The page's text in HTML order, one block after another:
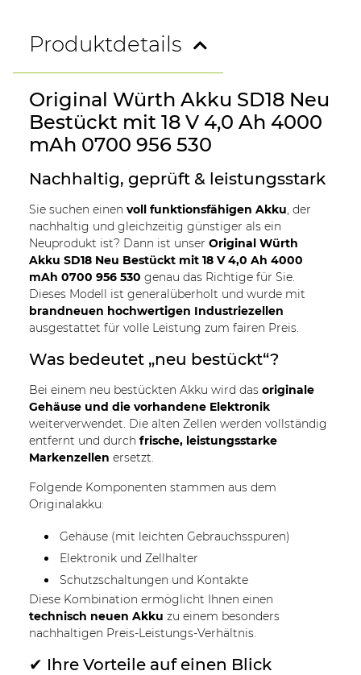
Produktdetails
Original Würth Akku SD18 Neu
Bestückt mit 18 V 4,0 Ah 4000
mAh 0700 956 530
Nachhaltig, geprüft & leistungsstark
Sie suchen einen voll funktionsfähigen Akku , der
nachhaltig und gleichzeitig günstiger als ein
Neuprodukt ist? Dann ist unser Original Würth
Akku SD18 Neu Bestückt mit 18 V 4,0 Ah 4000
mAh 0700 956 530 genau das Richtige für Sie.
Dieses Modell ist generalüberholt und wurde mit
brandneuen hochwertigen Industriezellen
ausgestattet für volle Leistung zum fairen Preis.
Was bedeutet „neu bestückt“?
Bei einem neu bestückten Akku wird das originale
Gehäuse und die vorhandene Elektronik
weiterverwendet. Die alten Zellen werden vollständig
entfernt und durch frische, leistungsstarke
Markenzellen ersetzt.
Folgende Komponenten stammen aus dem
Originalakku:
Gehäuse (mit leichten Gebrauchsspuren)
Elektronik und Zellhalter
Schutzschaltungen und Kontakte
Diese Kombination ermöglicht Ihnen einen
technisch neuen Akku zu einem besonders
nachhaltigen Preis-Leistungs-Verhältnis.
✔ Ihre Vorteile auf einen Blick